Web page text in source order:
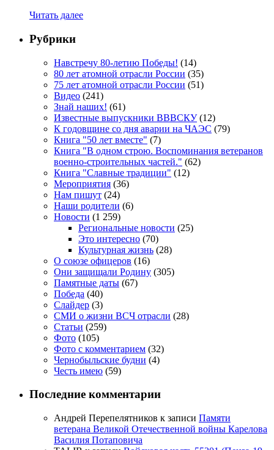
Читать далее
Рубрики
Навстречу 80-летию Победы! (14)
80 лет атомной отрасли России (35)
75 лет атомной отрасли России (51)
Видео (241)
Знай наших! (61)
Известные выпускники ВВВСКУ(12)
К годовщине со дня аварии на ЧАЭС (79)
Книга "50 лет вместе" (7)
Книга "В одном строю. Воспоминания ветеранов
военно-строительных частей." (62)
Книга "Славные традиции" (12)
Мероприятия (36)
Нам пишут (24)
Наши родители (6)
Новости (1 259)
Региональные новости (25)
Это интересно (70)
Культурная жизнь (28)
О союзе офицеров (16)
Они защищали Родину (305)
Памятные даты (67)
Победа (40)
Слайдер (3)
СМИ о жизни ВСЧ отрасли (28)
Статьи (259)
Фото (105)
Фото с комментарием (32)
Чернобыльские будни (4)
Честь имею (59)
Последние комментарии
Андрей Перепелятников к записи Памяти
ветерана Великой Отечественной войны Карелова
Василия Потаповича